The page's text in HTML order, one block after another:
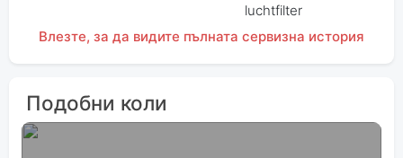
luchtfilter
Влезте, за да видите пълната сервизна история
Подобни коли